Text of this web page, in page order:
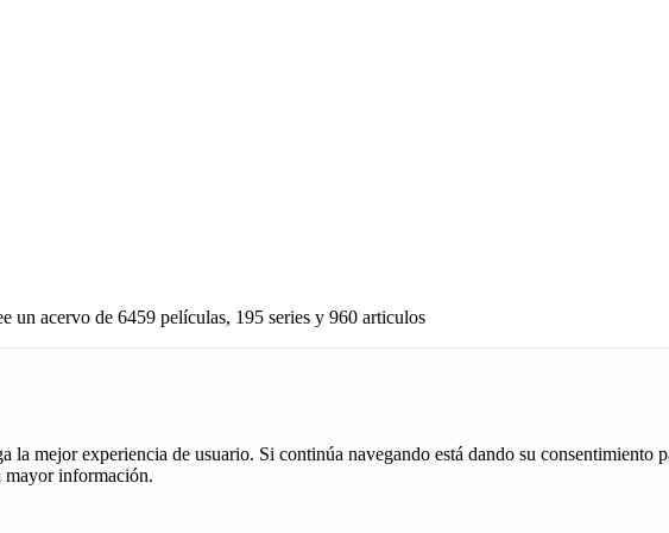
un acervo de 6459 películas, 195 series y 960 articulos
la mejor experiencia de usuario. Si continúa navegando está dando su consentimiento
mayor información.